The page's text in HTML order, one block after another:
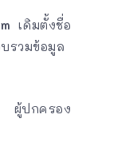
เดิมตั้งชื่อ
รวมข้อมูล
ผู้ปกครอง